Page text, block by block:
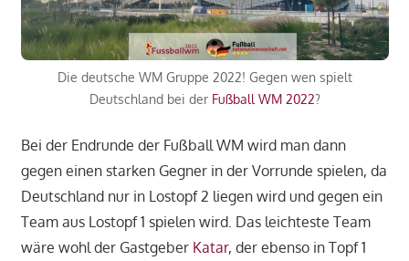
Die deutsche WM Gruppe 2022! Gegen wen spielt
Deutschland bei der Fußball WM 2022?
Bei der Endrunde der Fußball WM wird man dann
gegen einen starken Gegner in der Vorrunde spielen, da
Deutschland nur in Lostopf 2 liegen wird und gegen ein
Team aus Lostopf 1 spielen wird. Das leichteste Team
wäre wohl der Gastgeber Katar, der ebenso in Topf 1